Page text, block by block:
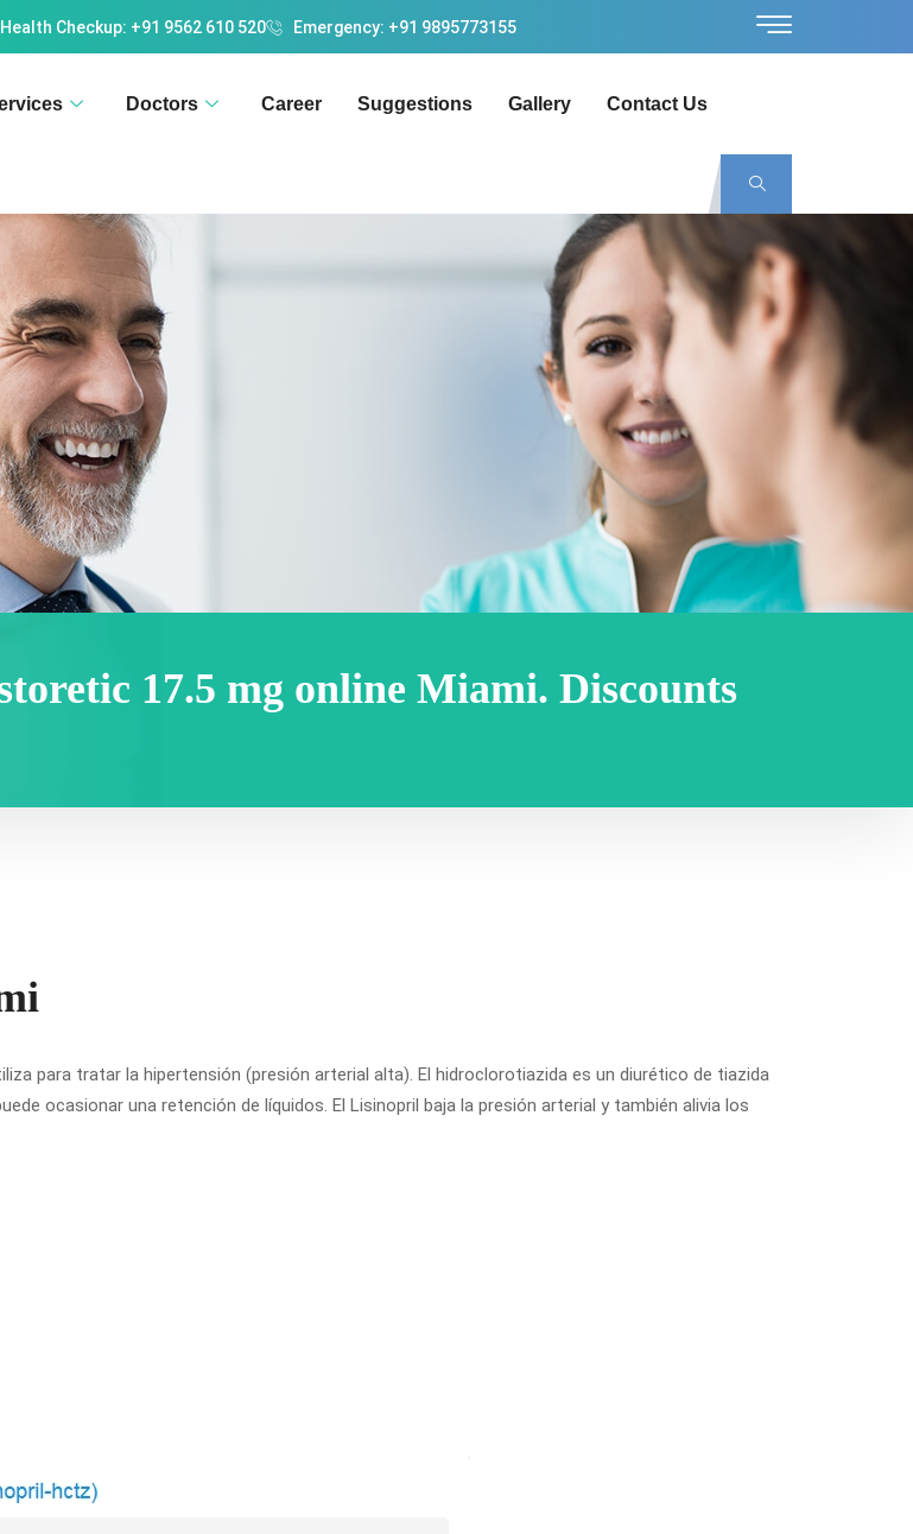
Health Checkup: +91 9562 610 520 Emergency: +91 9895773155
Doctors Career Suggestions Gallery Contact Us
17.5 mg online Miami. Discounts
para tratar la hipertensión (presión arterial alta). El hidroclorotiazida es un diurético de tiazida
ocasionar una retención de líquidos. El Lisinopril baja la presión arterial y también alivia los